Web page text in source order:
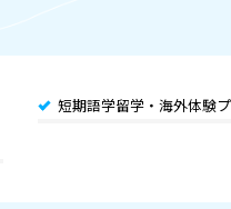
短期語学留学・海外体験